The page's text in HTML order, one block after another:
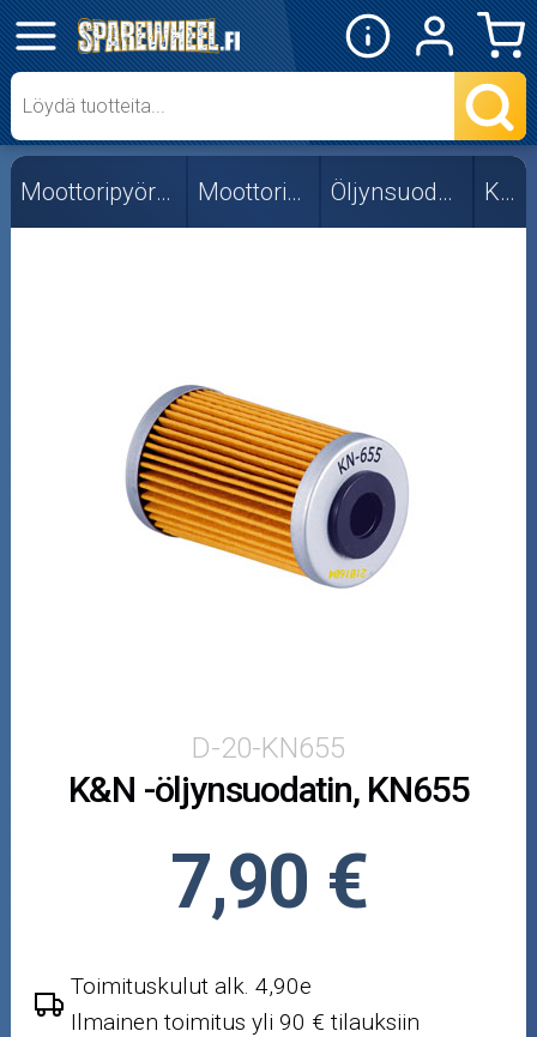
✕
Mopon osat
Skootterin osat
Crossipyörän osat
Mopoauton osat
Mönkijän osat
Puutarha ja metsä
Öljyt ja kemikaalit
Outlet-tuotteet
Moottoripyörän osat Moottorin osat Öljynsuodattimet K&N
D-20-KN655
K&N -öljynsuodatin, KN655
7,90 €
Toimituskulut alk. 4,90e
Ilmainen toimitus yli 90 € tilauksiin